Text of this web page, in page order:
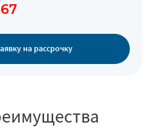
на рассрочку